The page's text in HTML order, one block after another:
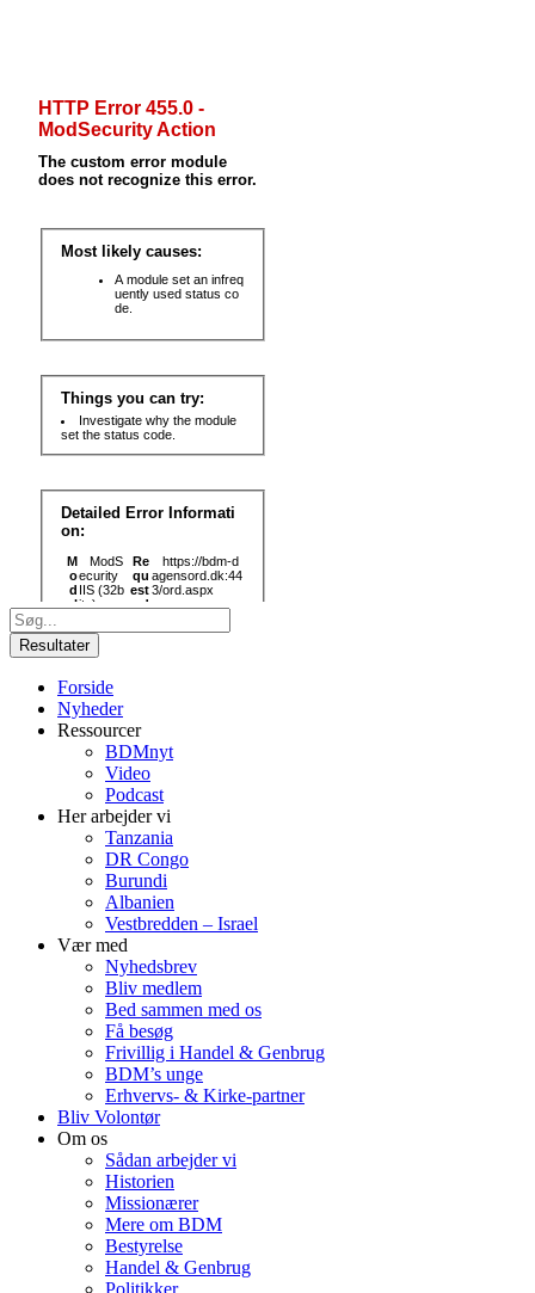
Search
...Resultater
Forside
Nyheder
Ressourcer
BDMnyt
Video
Podcast
Her arbejder vi
Tanzania
DR Congo
Burundi
Albanien
Vestbredden – Israel
Vær med
Nyhedsbrev
Bliv medlem
Bed sammen med os
Få besøg
Frivillig i Handel & Genbrug
BDM’s unge
Erhvervs- & Kirke-partner
Bliv Volontør
Om os
Sådan arbejder vi
Historien
Missionærer
Mere om BDM
Bestyrelse
Handel & Genbrug
Politikker